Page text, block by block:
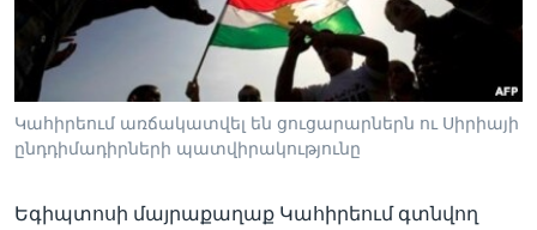
Լեզուներ
Կահիրեում առճակատվել են ցուցարարներն ու Սիրիայի
ընդդիմադիրների պատվիրակությունը
Եգիպտոսի մայրաքաղաք Կահիրեում գտնվող